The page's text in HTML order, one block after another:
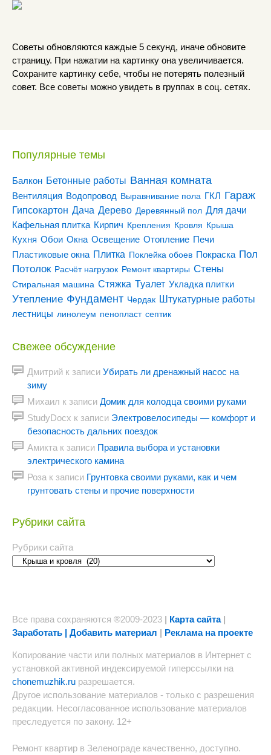
Советы обновляются каждые 5 секунд, иначе обновите
страницу. При нажатии на картинку она увеличивается.
Сохраните картинку себе, чтобы не потерять полезный
совет. Все советы можно увидеть в группах в соц. сетях.
Популярные темы
Балкон Бетонные работы Ванная комната
Вентиляция Водопровод Выравнивание пола ГКЛ Гараж
Гипсокартон Дача Дерево Деревянный пол Для дачи
Кафельная плитка Кирпич Крепления Кровля Крыша
Кухня Обои Окна Освещение Отопление Печи
Пластиковые окна Плитка Поклейка обоев Покраска Пол
Потолок Расчёт нагрузок Ремонт квартиры Стены
Стиральная машина Стяжка Туалет Укладка плитки
Утепление Фундамент Чердак Штукатурные работы
лестницы линолеум пенопласт септик
Свежее обсуждение
Дмитрий к записи Убирать ли дренажный насос на
зиму
Михаил к записи Домик для колодца своими руками
StudyDocx к записи Электровелосипеды — комфорт и
безопасность дальних поездок
Амикта к записи Правила выбора и установки
электрического камина
Роза к записи Грунтовка своими руками, как и чем
грунтовать стены и прочие поверхности
Рубрики сайта
Рубрики сайта
Все права сохраняются ®2009-2023 | Карта сайта|
Заработать | Добавить материал | Реклама на проекте
Копирование части или полных материалов в Интернет с
установкой активной индексируемой гиперссылки на
chonemuzhik.ru разрешается.
Другое использование материалов - только с разрешения
редакции. Несогласованное использование материалов
преследуется по закону. 12+
Ремонт квартир в Зеленограде качественно, доступно.